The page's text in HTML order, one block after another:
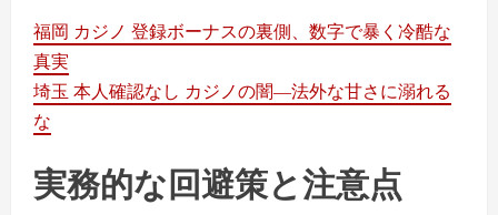
福岡 カジノ 登録ボーナスの裏側、数字で暴く冷酷な
真実
埼玉 本人確認なし カジノの闇―法外な甘さに溺れる
な
実務的な回避策と注意点